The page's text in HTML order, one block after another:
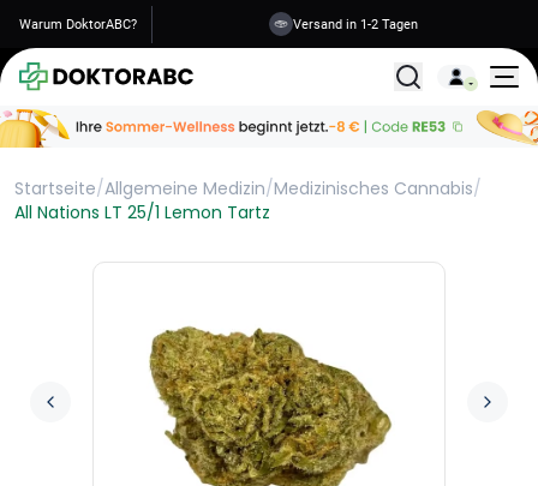
Warum DoktorABC? Versand in 1-2 Tagen
Alle
Startseite/Allgemeine Medizin/Medizinisches Cannabis/
All Nations LT 25/1 Lemon Tartz